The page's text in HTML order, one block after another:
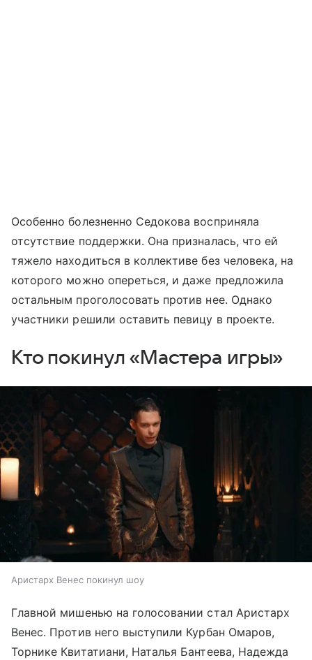
Особенно болезненно Седокова восприняла
отсутствие поддержки. Она призналась, что ей
тяжело находиться в коллективе без человека, на
которого можно опереться, и даже предложила
остальным проголосовать против нее. Однако
участники решили оставить певицу в проекте.
Кто покинул «Мастера игры»
Аристарх Венес покинул шоу
Главной мишенью на голосовании стал Аристарх
Венес. Против него выступили Курбан Омаров,
Торнике Квитатиани, Наталья Бантеева, Надежда